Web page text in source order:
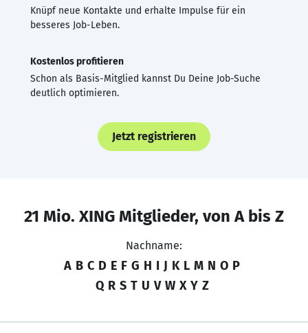
Knüpf neue Kontakte und erhalte Impulse für ein
besseres Job-Leben.
Kostenlos profitieren
Schon als Basis-Mitglied kannst Du Deine Job-Suche
deutlich optimieren.
Jetzt registrieren
21 Mio. XING Mitglieder, von A bis Z
Nachname:
A B C D E F G H I J K L M N O P
Q R S T U V W X Y Z